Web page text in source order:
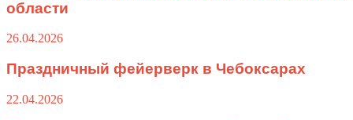
области
26.04.2026
Праздничный фейерверк в Чебоксарах
22.04.2026